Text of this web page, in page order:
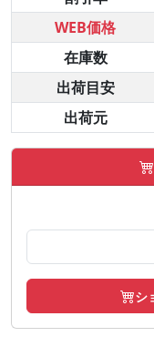
WEB価格
在庫数
出荷目安
出荷元
シ